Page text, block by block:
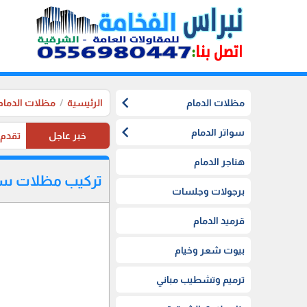
مظلات الدمام chevron_left
سواتر الدمام chevron_left
هناجر الدمام
برجولات وجلسات
قرميد الدمام
بيوت شعر وخيام
ترميم وتشطيب مباني
الرئيسية مظلات
خبر عاجل تقدم موسستنا تخفيضات
تركيب مظلات